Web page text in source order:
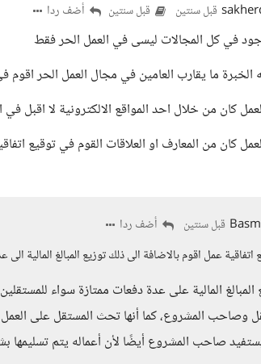
قبل سنتين قبل سنتين أضف ردا
في كل المجالات ليسى في العمل الحر فقط
ما يقارب العامين في مجال العمل الحر اقوم
كان من المعارف او العلاقات القوم في توقيع
قبل سنتين
أضف ردا
اتفاقية عمل اقوم بالاضافة الى ذلك توزيع المبالغ المالية
المالية على عدة دفعات ممتازة سواء
وصاحب المشروع، كما أنها تحث المستقل على
صاحب المشروع أيضًا لأن أعماله يتم